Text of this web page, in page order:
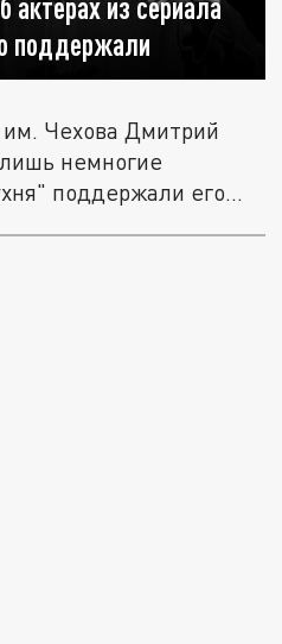
актёрах из сериала
поддержали
Чехова Дмитрий
немногие
поддержали его...